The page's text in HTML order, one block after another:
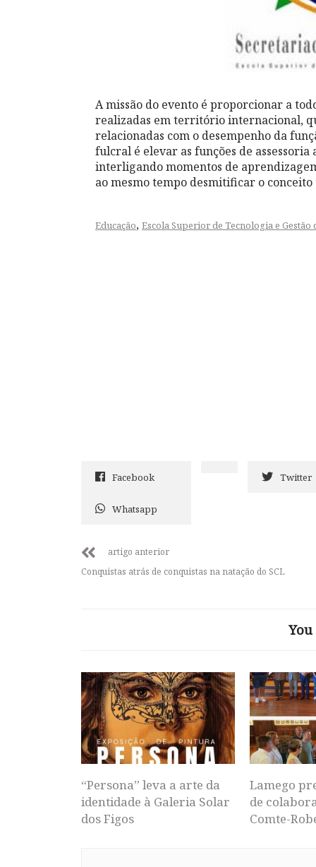
A missão do evento é proporcionar a
realizadas em território internacional,
relacionadas com o desempenho da
fulcral é elevar as funções de
interligando momentos de
ao mesmo tempo desmitificar o
Educação, Escola Superior de Tecnologia e Gestão
Facebook Twitter
Whatsapp
artigo anterior
Conquistas atrás de conquistas na natação do SCL
“Persona” leva a arte da
identidade à Galeria Solar
dos Figos
Lamego
de
Comte-